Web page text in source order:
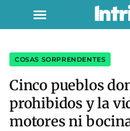
COSAS SORPRENDENTES
Cinco pueblos
prohibidos y la
motores ni